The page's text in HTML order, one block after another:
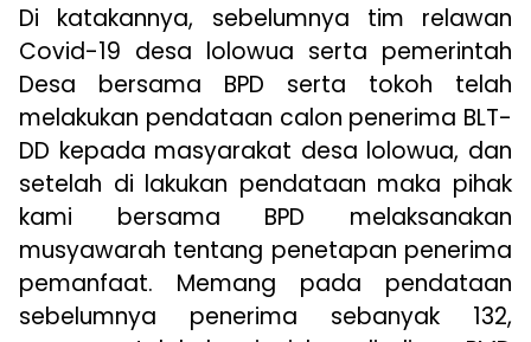
Di katakannya, sebelumnya tim relawan
Covid-19 desa lolowua serta pemerintah
Desa bersama BPD serta tokoh telah
melakukan pendataan calon penerima BLT-
DD kepada masyarakat desa lolowua, dan
setelah di lakukan pendataan maka pihak
kami bersama BPD melaksanakan
musyawarah tentang penetapan penerima
pemanfaat. Memang pada pendataan
sebelumnya penerima sebanyak 132,